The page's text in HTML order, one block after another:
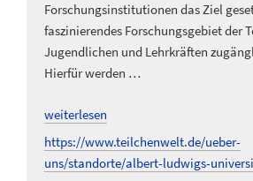
Forschungsinstitutionen das Ziel
faszinierendes Forschungsgebiet der
Jugendlichen und Lehrkräften
Hierfür werden …
weiterlesen
https://www.teilchenwelt.de/ueber-
uns/standorte/albert-ludwigs-